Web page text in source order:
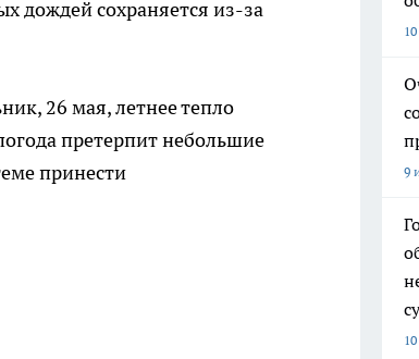
дождей сохраняется из-за
26 мая, летнее тепло
претерпит небольшие
принести
9